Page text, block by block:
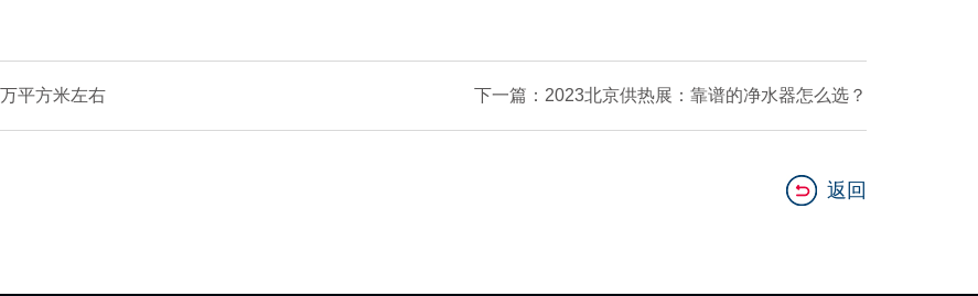
平方米左右 下一篇：2023北京供热展：靠谱的净水器怎么选？
返回